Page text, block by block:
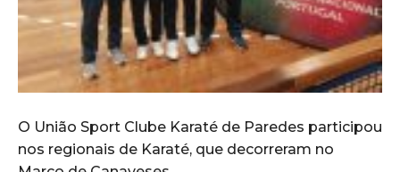
O União Sport Clube Karaté de Paredes participou
nos regionais de Karaté, que decorreram no